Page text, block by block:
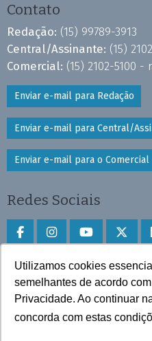
Utilizamos cookies
semelhantes de acordo
Privacidade. Ao continuar
concorda com estas
Contato
Redação: (15) 99789-3913
Central/Assinante: (15)
Comercial: (15) 2102-5100 -
Enviar e-mail para Redação
Enviar e-mail para Central/
Enviar e-mail para o Comercial
Redes Sociais
Faça download do
Play Store e App Store